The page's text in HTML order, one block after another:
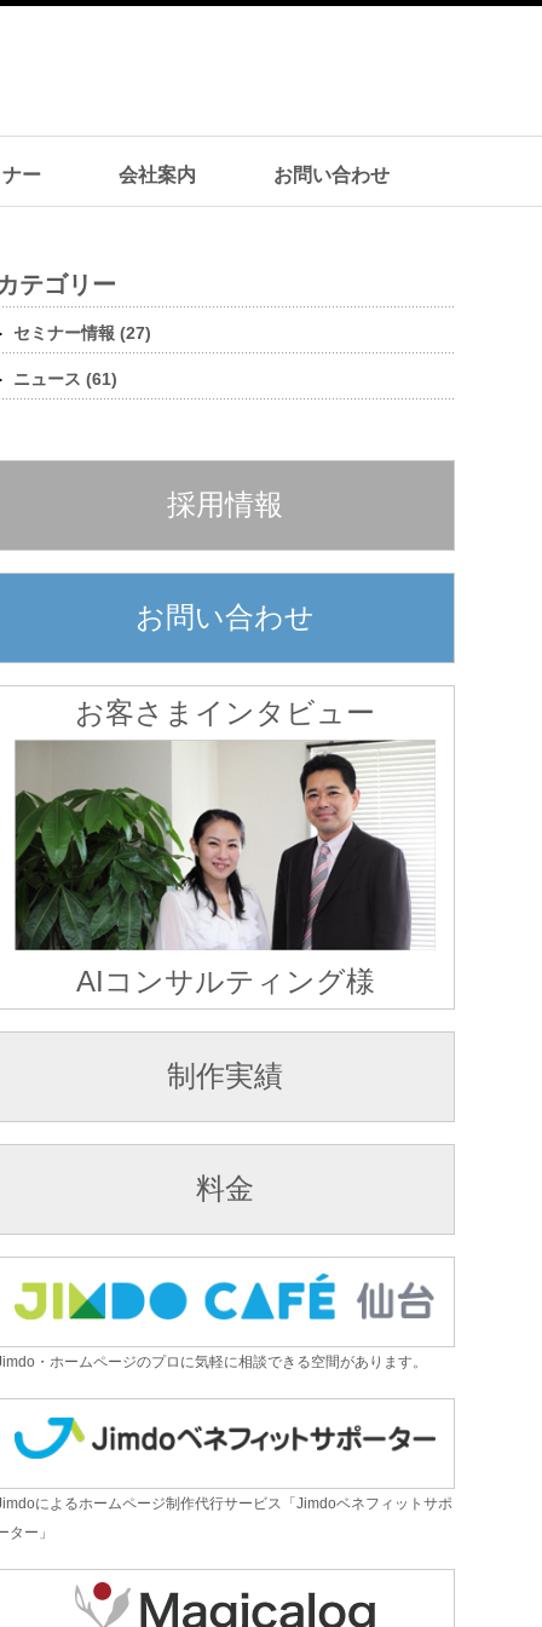
ー 会社案内 お問い合わせ
テゴリー
セミナー情報 (27)
ニュース (61)
採用情報
お問い合わせ
お客さまインタビュー
AIコンサルティング様
制作実績
料金
・ホームページのプロに気軽に相談できる空間があります。
によるホームページ制作代行サービス「Jimdoベネフィットサポ
ター」